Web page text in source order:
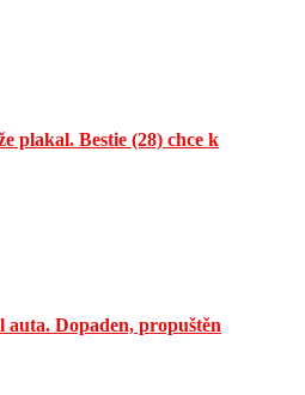
plakal. Bestie (28) chce k
auta. Dopaden, propuštěn